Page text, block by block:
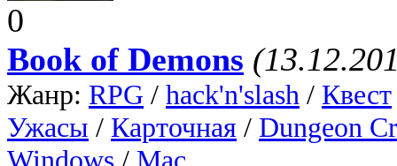
0
Book of Demons
Жанр: RPG / hack'n'slash / Квест
Ужасы / Карточная / Dungeon